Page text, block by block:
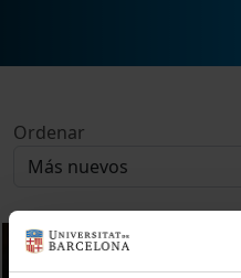
Ordenar